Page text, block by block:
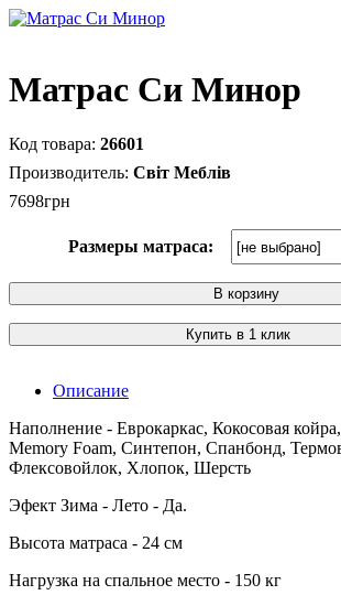
Матрас Си Минор
26601
Світ Меблів
7698грн
Размеры матраса:
В корзину
Купить в 1 клик
Описание
Наполнение - Еврокаркас, Кокосовая
Memory Foam, Синтепон, Спанбонд,
Флексовойлок, Хлопок, Шерсть
Эфект Зима - Лето - Да.
Высота матраса - 24 см
Нагрузка на спальное место - 150 кг